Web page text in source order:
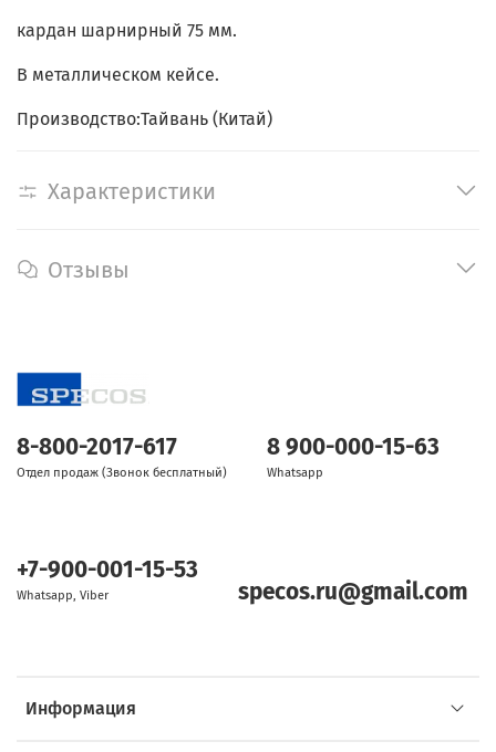
кардан шарнирный 75 мм.
В металлическом кейсе.
Производство:Тайвань (Китай)
Характеристики
Отзывы
Информация
8-800-2017-617
Отдел продаж (Звонок бесплатный)
8 900-000-15-63
Whatsapp
+7-900-001-15-53
Whatsapp, Viber specos.ru@gmail.com